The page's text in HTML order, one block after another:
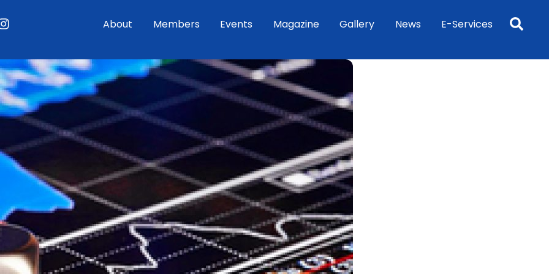
About Members Events Magazine Gallery News E-Services